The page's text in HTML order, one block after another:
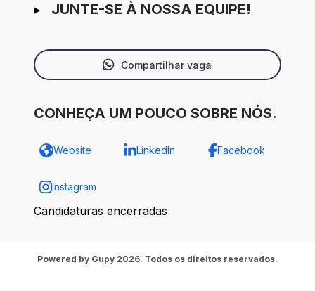
JUNTE-SE À NOSSA EQUIPE!
Compartilhar vaga
CONHEÇA UM POUCO SOBRE NÓS.
Website LinkedIn Facebook
Instagram
Candidaturas encerradas
Powered by Gupy 2026. Todos os direitos reservados.